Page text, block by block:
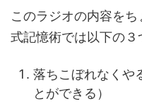
このラジオの内容を
式記憶術では以下の３
落ちこぼれなくや
とができる）